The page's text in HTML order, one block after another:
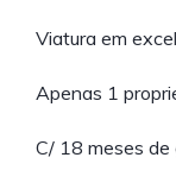
Viatura em
Apenas 1
C/ 18 meses de